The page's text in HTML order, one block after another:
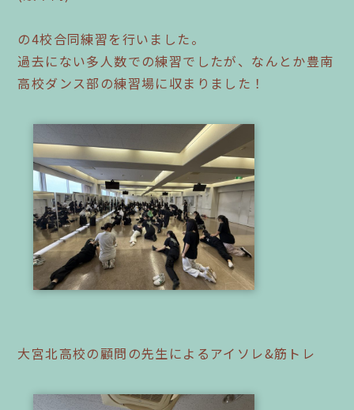
の4校合同練習を行いました。
過去にない多人数での練習でしたが、なんとか豊南
高校ダンス部の練習場に収まりました！
大宮北高校の顧問の先生によるアイソレ&筋トレ